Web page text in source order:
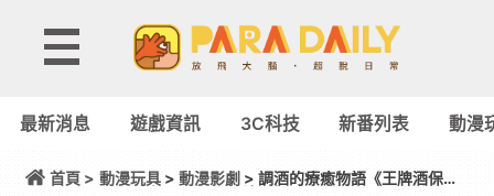
最新消息 遊戲資訊 3C科技 新番列表 動漫
首頁 > 動漫玩具> 動漫影劇 > 調酒的療癒物語《王牌酒保》